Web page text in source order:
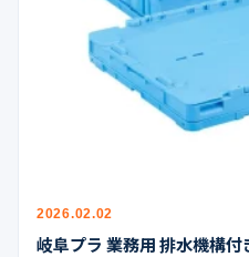
2026.02.02
岐阜プラ 業務用 排水機構